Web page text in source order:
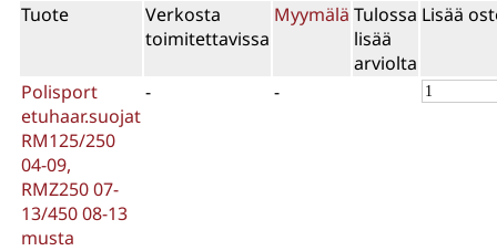
Tuote
Verkosta
toimitettavissa
Myymälä Tulossa
lisää
arviolta
Lisää
Polisport
etuhaar.suojat
RM125/250
04-09,
RMZ250 07-
13/450 08-13
musta
- -